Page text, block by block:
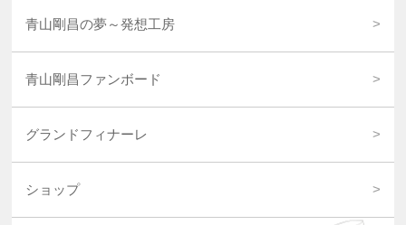
青山剛昌の夢～発想工房
青山剛昌ファンボード
グランドフィナーレ
ショップ